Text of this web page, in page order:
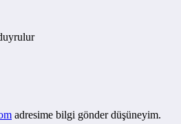
adresime bilgi gönder düşüneyim.